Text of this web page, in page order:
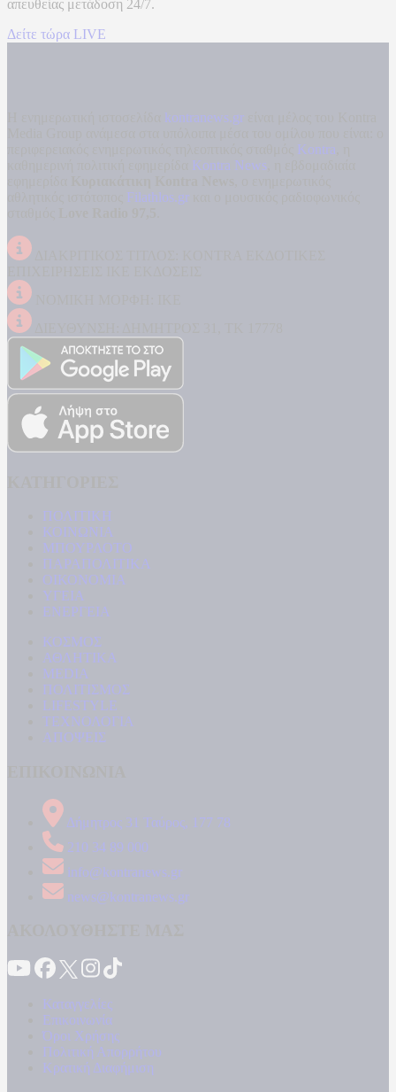
απευθείας μετάδοση 24/7.
Δείτε τώρα LIVE
kontranews.gr
Kontra
Kontra News
Filathlos.gr
ΠΟΛΙΤΙΚΗ
ΚΟΙΝΩΝΙΑ
ΜΠΟΥΡΛΟΤΟ
ΠΑΡΑΠΟΛΙΤΙΚΑ
ΟΙΚΟΝΟΜΙΑ
ΥΓΕΙΑ
ΕΝΕΡΓΕΙΑ
ΚΟΣΜΟΣ
ΑΘΛΗΤΙΚΑ
MEDIA
ΠΟΛΙΤΙΣΜΟΣ
LIFESTYLE
ΤΕΧΝΟΛΟΓΙΑ
ΑΠΟΨΕΙΣ
Δήμητρος 31 Ταύρος, 177 78
210 34 89 000
info@kontranews.gr
news@kontranews.gr
Καταγγελίες
Επικοινωνία
Όροι Χρήσης
Πολιτική Απορρήτου
Κρατική Διαφήμιση